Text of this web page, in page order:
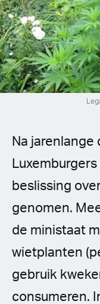
Spanish
German
French
Czech
Polish
Na jarenlange
beslissing
genomen.
de ministaat
wietplanten
gebruik
consumeren.